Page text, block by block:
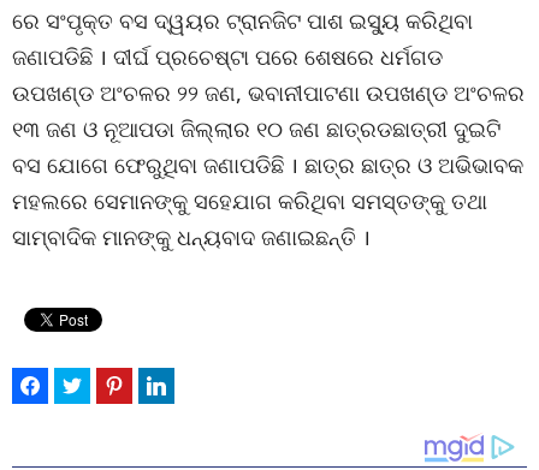
ରେ ସଂପୃକ୍ତ ବସ ଦ୍ୱୟର ଟ୍ରାନଜିଟ ପାଶ ଇସୁ୍ୟ କରିଥିବା
ଜଣାପଡିଛି । ଦୀର୍ଘ ପ୍ରଚେଷ୍ଟା ପରେ ଶେଷରେ ଧର୍ମଗଡ
ଉପଖଣ୍ଡ ଅଂଚଳର ୨୨ ଜଣ, ଭବାନୀପାଟଣା ଉପଖଣ୍ଡ ଅଂଚଳର
୧୩ ଜଣ ଓ ନୂଆପଡା ଜିଲ୍ଲାର ୧୦ ଜଣ ଛାତ୍ରଡଛାତ୍ରୀ ଦୁଇଟି
ବସ ଯୋଗେ ଫେରୁଥିବା ଜଣାପଡିଛି । ଛାତ୍ର ଛାତ୍ର ଓ ଅଭିଭାବକ
ମହଲରେ ସେମାନଙ୍କୁ ସହେଯାଗ କରିଥିବା ସମସ୍ତଙ୍କୁ ତଥା
ସାମ୍ବାଦିକ ମାନଙ୍କୁ ଧନ୍ୟବାଦ ଜଣାଇଛନ୍ତି ।